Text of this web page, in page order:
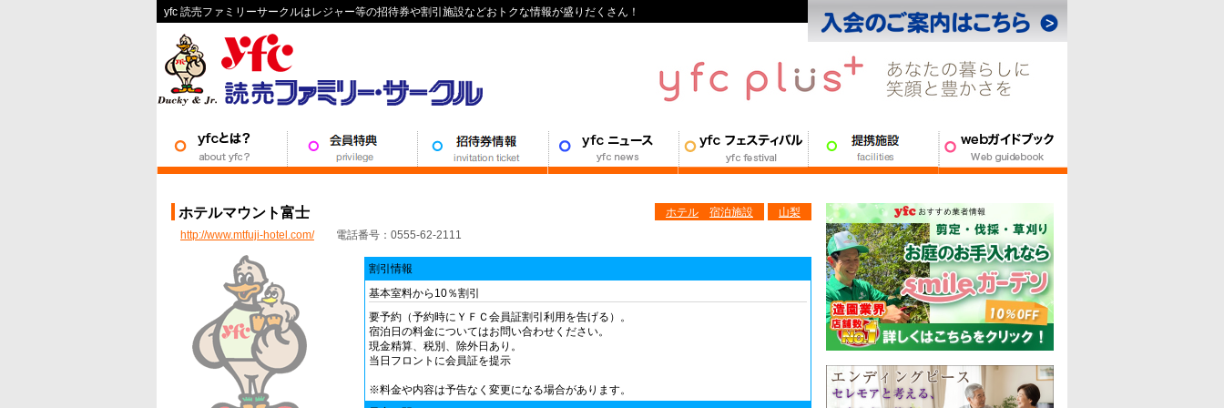
yfc 読売ファミリーサークルはレジャー等の招待券や割引施設などおトクな情報が盛りだくさん！
ホテルマウント富士 山梨
ホテル
宿泊施設
http://www.mtfuji-hotel.com/電話番号：0555-62-2111
割引情報
基本室料から10％割引
要予約（予約時にＹＦＣ会員証割引利用を告げる）。
宿泊日の料金についてはお問い合わせください。
現金精算、税別、除外日あり。
当日フロントに会員証を提示
※料金や内容は予告なく変更になる場合があります。